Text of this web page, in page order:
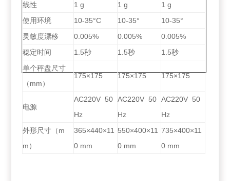
线性
1 g 1 g
1 g
使用环境
10-35°C 10-35°
10-35°
灵敏度漂移
0.005% 0.005%
0.005%
稳定时间
1.5秒 1.5秒
1.5秒
单个秤盘尺寸
（mm）
175×175 175×175 175×175
电源
AC220V 50
Hz
AC220V 50
Hz
AC220V 50
Hz
外形尺寸（m
m）
365×440×11
0 mm
550×400×11
0 mm
735×400×11
0 mm